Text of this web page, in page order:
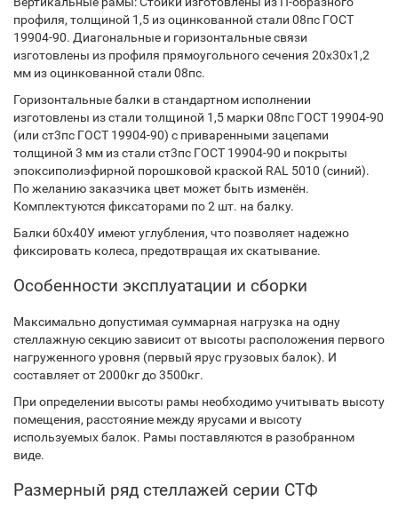
профиля, толщиной 1,5 из оцинкованной стали 08пс ГОСТ
19904-90. Диагональные и горизонтальные связи
изготовлены из профиля прямоугольного сечения 20х30х1,2
мм из оцинкованной стали 08пс.
Горизонтальные балки в стандартном исполнении
изготовлены из стали толщиной 1,5 марки 08пс ГОСТ 19904-90
(или ст3пс ГОСТ 19904-90) с приваренными зацепами
толщиной 3 мм из стали ст3пс ГОСТ 19904-90 и покрыты
эпоксиполиэфирной порошковой краской RAL 5010 (синий).
По желанию заказчика цвет может быть изменён.
Комплектуются фиксаторами по 2 шт. на балку.
Балки 60х40У имеют углубления, что позволяет надежно
фиксировать колеса, предотвращая их скатывание.
Особенности эксплуатации и сборки
Максимально допустимая суммарная нагрузка на одну
стеллажную секцию зависит от высоты расположения первого
нагруженного уровня (первый ярус грузовых балок). И
составляет от 2000кг до 3500кг.
При определении высоты рамы необходимо учитывать высоту
помещения, расстояние между ярусами и высоту
используемых балок. Рамы поставляются в разобранном
виде.
Размерный ряд стеллажей серии СТФ